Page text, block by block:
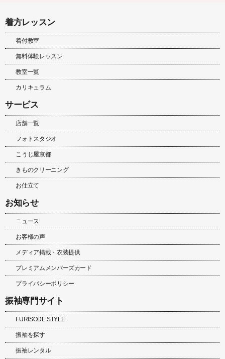
着方レッスン
着付教室
無料体験レッスン
教室一覧
カリキュラム
サービス
店舗一覧
フォトスタジオ
こうじ屋京都
きものクリーニング
お仕立て
お知らせ
ニュース
お客様の声
メディア掲載・衣装提供
プレミアムメンバーズカード
プライバシーポリシー
振袖専門サイト
FURISODE STYLE
振袖を探す
振袖レンタル